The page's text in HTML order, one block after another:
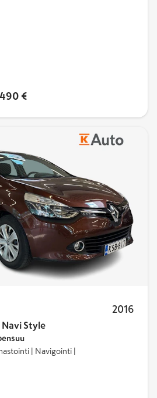
meille
hyväkuntoisista
€
2016
Navi Style
| Navigointi |